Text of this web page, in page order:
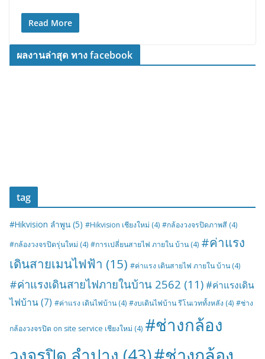
Read More
ผลงานล่าสุด ทาง facebook
tag
#Hikvision ลำพูน (5) #Hikvision เชียงใหม่ (4) #กล้องวงจรปิดภาพสี (4)
#กล้องวงจรปิดรุ่นใหม่ (4) #การเปลี่ยนสายไฟ ภายใน บ้าน (4) #ค่าแรง
เดินสายเมนไฟฟ้า (15) #ค่าแรง เดินสายไฟ ภายใน บ้าน (4)
#ค่าแรงเดินสายไฟภายในบ้าน 2562 (11) #ค่าแรงเดิน
ไฟบ้าน(7) #ค่าแรง เดินไฟบ้าน (4) #งบเดินไฟบ้าน รีโนเวททั้งหลัง (4) #ช่าง
กล้องวงจรปิด on site service เชียงใหม่ (4) #ช่างกล้อง